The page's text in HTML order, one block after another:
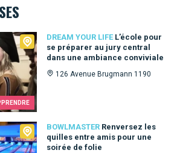
DREAM YOUR LIFE L’école pour
se préparer au jury central
dans une ambiance conviviale
126 Avenue Brugmann 1190
BOWLMASTER Renversez les
quilles entre amis pour une
soirée de folie